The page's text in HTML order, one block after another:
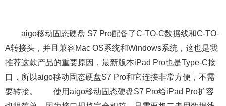
aigo移动固态硬盘 S7 Pro配备了C-TO-C数据线和C-TO-
A转接头，并且兼容Mac OS系统和Windows系统，这也是我
推荐这款产品的重要原因，最新版本iPad Pro也是Type-C接
口，所以aigo移动固态硬盘S7 Pro和它连接非常方便，不需
要转接。 使用aigo移动固态硬盘S7 Pro给iPad Pro扩容